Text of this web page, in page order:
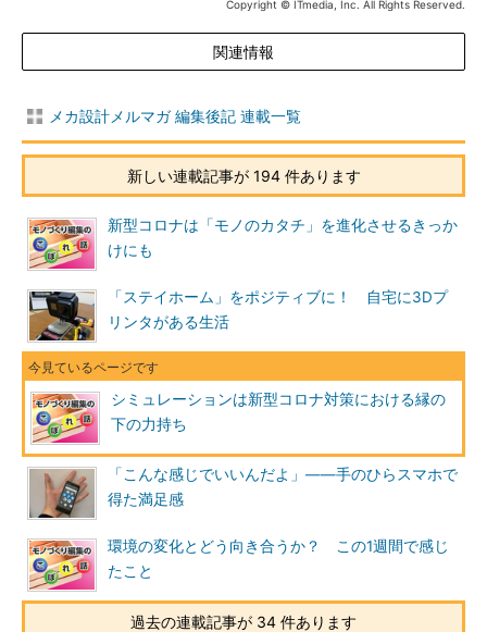
Copyright © ITmedia, Inc. All Rights Reserved.
関連情報
メカ設計メルマガ 編集後記 連載一覧
新しい連載記事が 194 件あります
新型コロナは「モノのカタチ」を進化させるきっか
けにも
「ステイホーム」をポジティブに！ 自宅に3Dプ
リンタがある生活
シミュレーションは新型コロナ対策における縁の
下の力持ち
「こんな感じでいいんだよ」――手のひらスマホで
得た満足感
環境の変化とどう向き合うか？ この1週間で感じ
たこと
過去の連載記事が 34 件あります